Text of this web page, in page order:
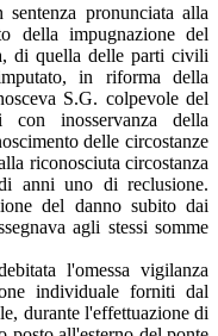
pronunciata alla
della impugnazione del
di quella delle parti civili
in riforma della
S.G. colpevole del
inosservanza della
delle circostanze
riconosciuta circostanza
anni uno di reclusione.
del danno subito dai
agli stessi somme
l'omessa vigilanza
individuale forniti dal
durante l'effettuazione di